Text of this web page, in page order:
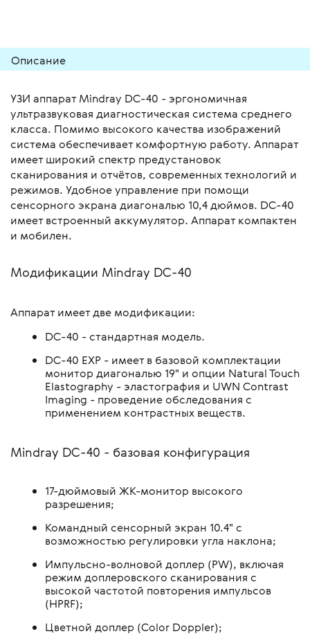
Описание
УЗИ аппарат Mindray DC-40 - эргономичная
ультразвуковая диагностическая система среднего
класса. Помимо высокого качества изображений
система обеспечивает комфортную работу. Аппарат
имеет широкий спектр предустановок
сканирования и отчётов, современных технологий и
режимов. Удобное управление при помощи
сенсорного экрана диагональю 10,4 дюймов. DC-40
имеет встроенный аккумулятор. Аппарат компактен
и мобилен.
Модификации Mindray DC-40
Аппарат имеет две модификации:
DC-40 - стандартная модель.
DC-40 EXP - имеет в базовой комплектации
монитор диагональю 19" и опции Natural Touch
Elastography - эластография и UWN Contrast
Imaging - проведение обследования с
применением контрастных веществ.
Mindray DC-40 - базовая конфигурация
17-дюймовый ЖК-монитор высокого
разрешения;
Командный сенсорный экран 10.4" с
возможностью регулировки угла наклона;
Импульсно-волновой доплер (PW), включая
режим доплеровского сканирования с
высокой частотой повторения импульсов
(HPRF);
Цветной доплер (Color Doppler);